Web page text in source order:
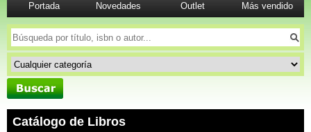
Portada Novedades Outlet Más vendido
Catálogo de Libros